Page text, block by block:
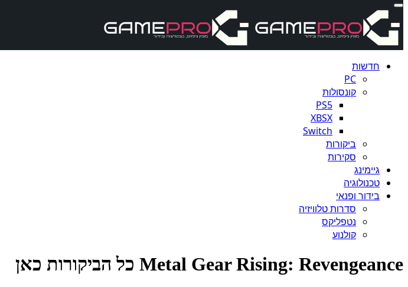
חדשות
PC
קונסולות
PS5
XBSX
Switch
ביקורות
סקירות
גיימינג
טכנולוגיה
בידור ופנאי
סדרות טלוויזיה
נטפליקס
קולנוע
Metal Gear Rising: Revengeance כל הביקורות כאן